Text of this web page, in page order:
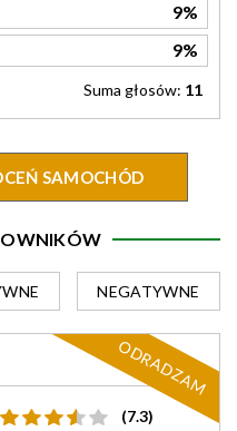
9%
9%
Suma głosów: 11
SAMOCHÓD
NEGATYWNE
(7.3)
ODRADZAM